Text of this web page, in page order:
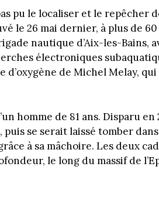
pu le localiser et le repêcher
le 26 mai dernier, à plus de
nautique d’Aix-les-Bains,
électroniques
de Michel Melay,
homme de 81 ans. Disparu
se serait laissé tomber dans
à sa mâchoire. Les deux
le long du massif de